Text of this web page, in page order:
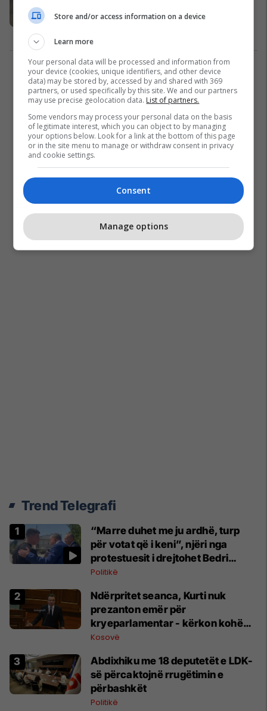
duhet të shpëtohen
1
Trend Telegrafi
“Marre duhet me ju ardhë, turp
për votat që i keni”, njëri nga
protestuesit i drejtohet Bedri
Hamzës
Politikë
Ndërpritet seanca, Kurti nuk
prezanton emër për
kryeparlamentar - kërkon kohë
shtesë për marrëveshje politike
Kosovë
Abdixhiku me 18 deputetët e LDK-
së përcaktojnë rrugëtimin e
përbashkët
Politikë
Store and/or access information on a device
Learn more
Your personal data will be processed and information from
your device (cookies, unique identifiers, and other device
data) may be stored by, accessed by and shared with 369
partners, or used specifically by this site. We and our partners
may use precise geolocation data. List of partners.
Some vendors may process your personal data on the basis
of legitimate interest, which you can object to by managing
your options below. Look for a link at the bottom of this page
or in the site menu to manage or withdraw consent in privacy
and cookie settings.
Consent
Manage options